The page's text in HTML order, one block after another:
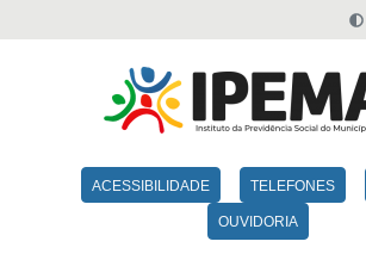
ACESSIBILIDADE TELEFONES
OUVIDORIA